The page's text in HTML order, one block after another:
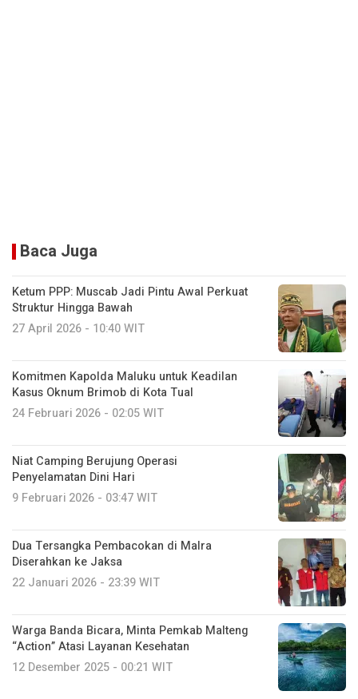
Baca Juga
Ketum PPP: Muscab Jadi Pintu Awal Perkuat
Struktur Hingga Bawah
27 April 2026 - 10:40 WIT
Komitmen Kapolda Maluku untuk Keadilan
Kasus Oknum Brimob di Kota Tual
24 Februari 2026 - 02:05 WIT
Niat Camping Berujung Operasi
Penyelamatan Dini Hari
9 Februari 2026 - 03:47 WIT
Dua Tersangka Pembacokan di Malra
Diserahkan ke Jaksa
22 Januari 2026 - 23:39 WIT
Warga Banda Bicara, Minta Pemkab Malteng
“Action” Atasi Layanan Kesehatan
12 Desember 2025 - 00:21 WIT